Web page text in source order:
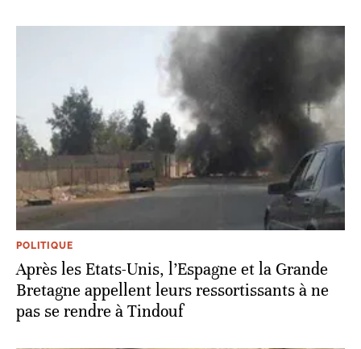
POLITIQUE
Après les Etats-Unis, l’Espagne et la Grande
Bretagne appellent leurs ressortissants à ne
pas se rendre à Tindouf